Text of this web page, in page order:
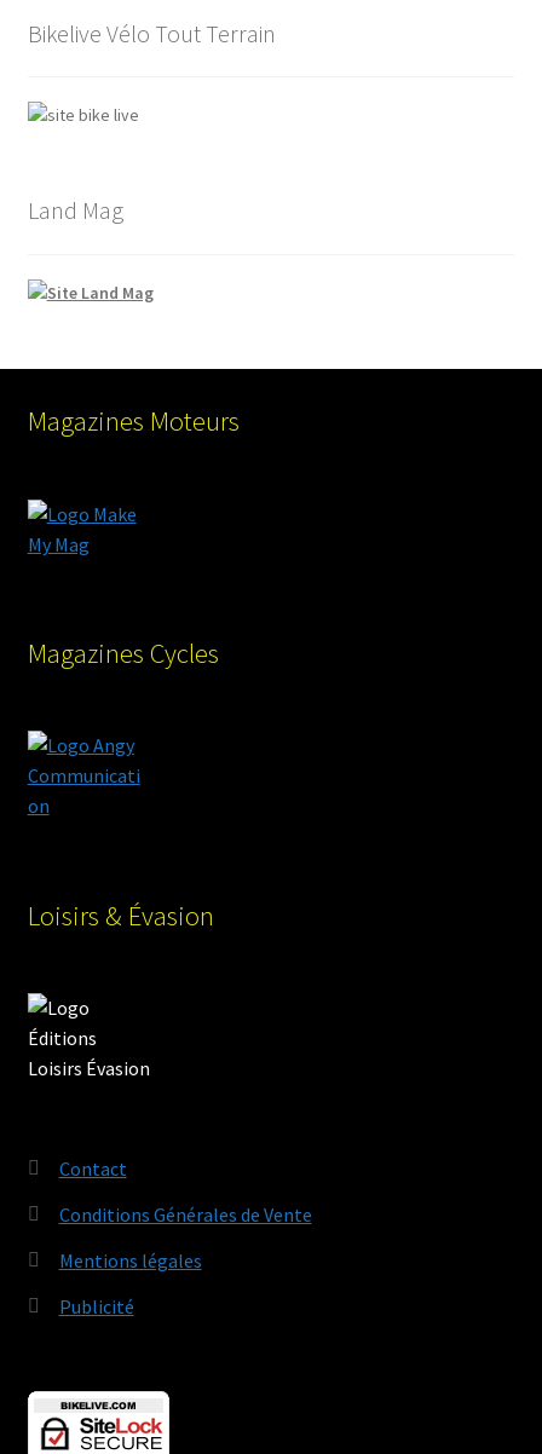
Bikelive Vélo Tout Terrain
Land Mag
Magazines Moteurs
Magazines Cycles
Loisirs & Évasion
Contact
Conditions Générales de Vente
Mentions légales
Publicité